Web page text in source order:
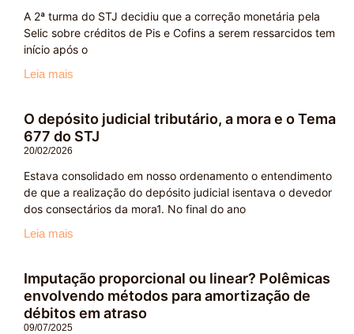
A 2ª turma do STJ decidiu que a correção monetária pela
Selic sobre créditos de Pis e Cofins a serem ressarcidos tem
início após o
Leia mais
O depósito judicial tributário, a mora e o Tema
677 do STJ
20/02/2026
Estava consolidado em nosso ordenamento o entendimento
de que a realização do depósito judicial isentava o devedor
dos consectários da mora1. No final do ano
Leia mais
Imputação proporcional ou linear? Polêmicas
envolvendo métodos para amortização de
débitos em atraso
09/07/2025